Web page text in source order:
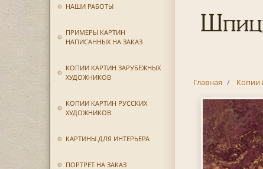
НАШИ РАБОТЫ
ПРИМЕРЫ КАРТИН
НАПИСАННЫХ НА ЗАКАЗ
КОПИИ КАРТИН ЗАРУБЕЖНЫХ
ХУДОЖНИКОВ
КОПИИ КАРТИН РУССКИХ
ХУДОЖНИКОВ
КАРТИНЫ ДЛЯ ИНТЕРЬЕРА
ПОРТРЕТ НА ЗАКАЗ
Главная Копии